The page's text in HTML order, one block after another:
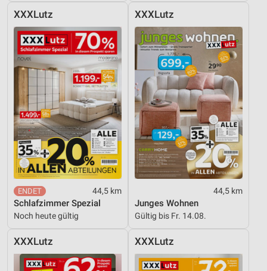
XXXLutz
44,5 km
Schlafzimmer Spezial
Noch heute gültig
XXXLutz
44,5 km
Junges Wohnen
Gültig bis Fr. 14.08.
XXXLutz XXXLutz
Verwendung von Profilen zur Auswahl
personalisierter Inhalte
Messung der Werbeleistung
Messung der Performance von Inhalten
Analyse von Zielgruppen durch Statistiken oder
Kombinationen von Daten aus verschiedenen
Quellen
Entwicklung und Verbesserung der Angebote
Verwendung reduzierter Daten zur Auswahl von
Inhalten
Geräte anhand von aktiv angeforderten
Informationen identifizieren